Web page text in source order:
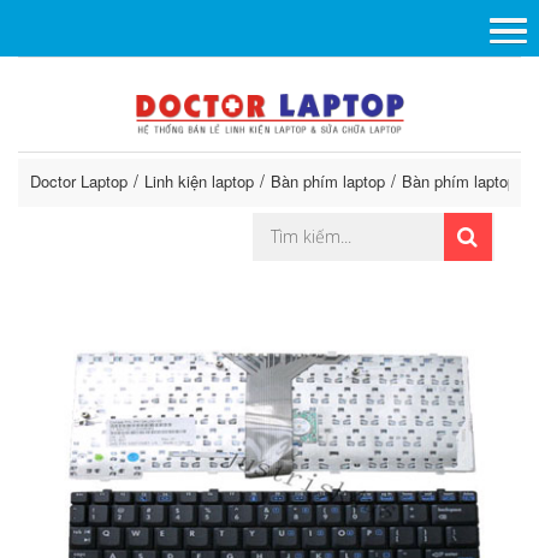
Doctor Laptop Linh kiện laptop Bàn phím laptop Bàn phím laptop